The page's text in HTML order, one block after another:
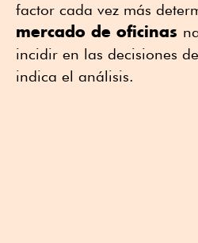
factor cada vez más
mercado de oficinas
incidir en las decisiones
indica el análisis.